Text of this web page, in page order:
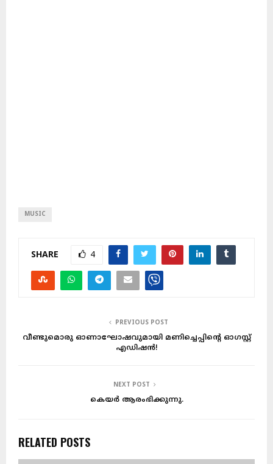
MUSIC
SHARE 4
PREVIOUS POST
വീണ്ടുമൊരു ഓണാഘോഷവുമായി മണിച്ചെപ്പിന്റെ ഓഗസ്റ്റ്
എഡിഷൻ!
NEXT POST
കെയർ ആരംഭിക്കുന്നു.
RELATED POSTS